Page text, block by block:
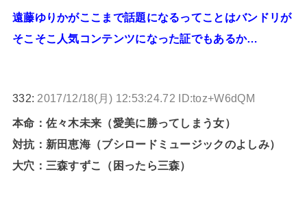
遠藤ゆりかがここまで話題になるってことはバンドリが
そこそこ人気コンテンツになった証でもあるか…
332: 2017/12/18(月) 12:53:24.72 ID:toz+W6dQM
本命：佐々木未来（愛美に勝ってしまう女）
対抗：新田恵海（ブシロードミュージックのよしみ）
大穴：三森すずこ（困ったら三森）